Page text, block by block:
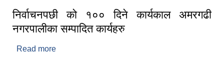
निर्वाचनपछी को १०० दिने कार्यकाल अमरगढी
नगरपालीका सम्पादित कार्यहरु
Read more